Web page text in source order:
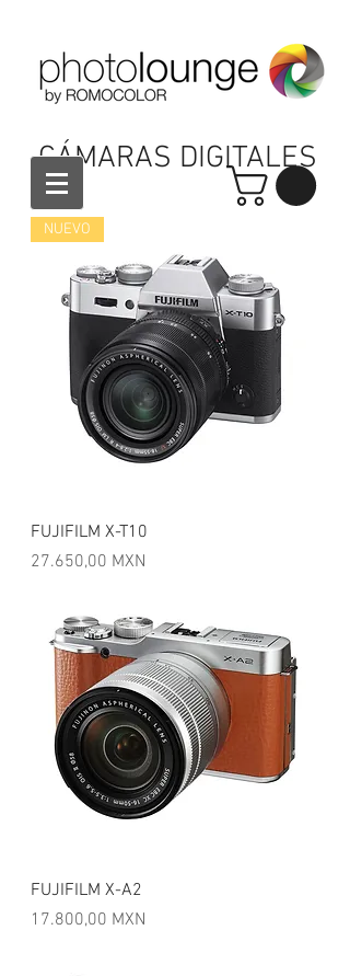
Número de atención a clientes:
4448176445
CÁMARAS DIGITALES
NUEVO
FUJIFILM X-T10
Precio
27.650,00 MXN
FUJIFILM X-A2
Precio
17.800,00 MXN